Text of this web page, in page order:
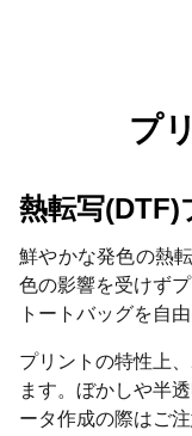
プ
熱転写(DTF)
鮮やかな発色の熱
色の影響を受けず
トートバッグを自
プリントの特性上
ます。ぼかしや半
ータ作成の際はご